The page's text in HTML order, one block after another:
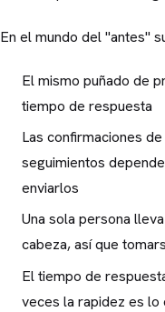
En el mundo del "antes"
El mismo puñado de
tiempo de respuesta
Las confirmaciones
seguimientos
enviarlos
Una sola persona
cabeza, así que
El tiempo de
veces la rapidez es lo